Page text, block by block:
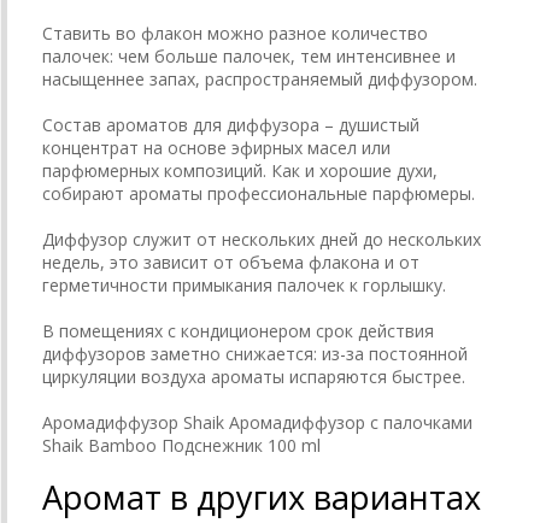
Ставить во флакон можно разное количество
палочек: чем больше палочек, тем интенсивнее и
насыщеннее запах, распространяемый диффузором.
Состав ароматов для диффузора – душистый
концентрат на основе эфирных масел или
парфюмерных композиций. Как и хорошие духи,
собирают ароматы профессиональные парфюмеры.
Диффузор служит от нескольких дней до нескольких
недель, это зависит от объема флакона и от
герметичности примыкания палочек к горлышку.
В помещениях с кондиционером срок действия
диффузоров заметно снижается: из-за постоянной
циркуляции воздуха ароматы испаряются быстрее.
Аромадиффузор Shaik Аромадиффузор с палочками
Shaik Bamboo Подснежник 100 ml
Аромат в других вариантах